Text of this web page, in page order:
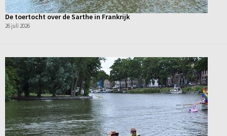
De toertocht over de Sarthe in Frankrijk
26 juli 2026